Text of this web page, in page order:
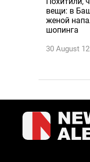
вещи: в
женой
шопинга
30 August